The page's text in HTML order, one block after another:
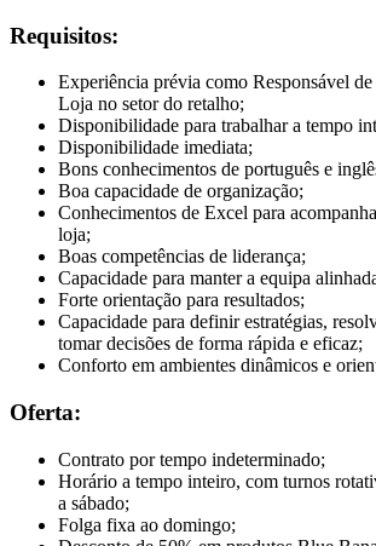
Requisitos:
Experiência prévia como Responsável
Loja no setor do retalho;
Disponibilidade para trabalhar a tempo
Disponibilidade imediata;
Bons conhecimentos de português e
Boa capacidade de organização;
Conhecimentos de Excel para
loja;
Boas competências de liderança;
Capacidade para manter a equipa
Forte orientação para resultados;
Capacidade para definir estratégias,
tomar decisões de forma rápida e eficaz;
Conforto em ambientes dinâmicos e
Oferta:
Contrato por tempo indeterminado;
Horário a tempo inteiro, com turnos
a sábado;
Folga fixa ao domingo;